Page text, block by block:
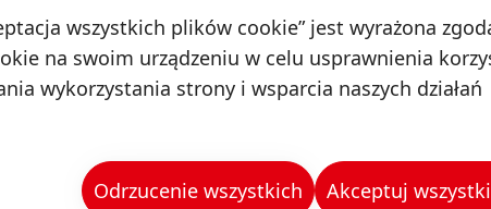
stylisty fryzur. Na zakończenie pierwszego dnia
warsztat – symulację zarządzania i komunikacji w
na temat zarządzania różnorodnością w
BETTER., która opowiedziała o wspólnej
Jest to konferencja tematyczna z dziedziny CSR,
wszystkich plików cookie” jest wyrażona
na swoim urządzeniu w celu usprawnienia
wykorzystania strony i wsparcia naszych działań
Odrzucenie wszystkich Akceptuj